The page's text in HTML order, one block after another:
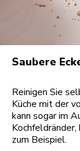
Saubere
Reinigen Sie
Küche mit der
kann sogar im
zum Beispiel.